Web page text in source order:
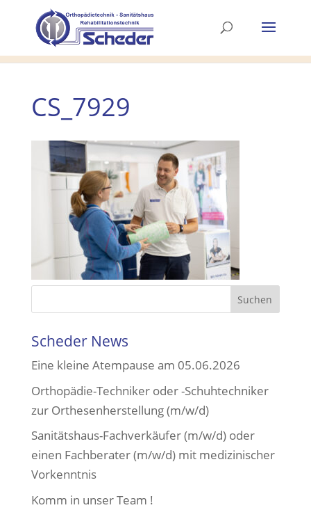
CS_7929
Scheder News
Eine kleine Atempause am 05.06.2026
Orthopädie-Techniker oder -Schuhtechniker
zur Orthesenherstellung (m/w/d)
Sanitätshaus-Fachverkäufer (m/w/d) oder
einen Fachberater (m/w/d) mit medizinischer
Vorkenntnis
Komm in unser Team !